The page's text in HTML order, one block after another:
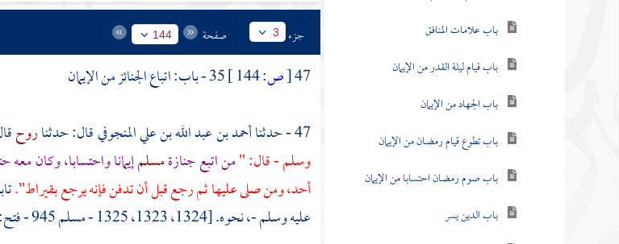
باب علامات المنافق
باب قيام ليلة القدر من الإيمان
باب الجهاد من الإيمان
باب تطوع قيام رمضان من الإيمان
باب صوم رمضان احتسابا من الإيمان
باب الدين يسر
جزء 3 صفحة 144
47
[ص:
35 - باب: اتباع الجنائز من الإيمان
47 - حدثنا
أحمد بن عبد الله بن علي المنجوفيقال: حدثناروح
وسلم - قال: "من اتبع جنازةمسلمإيمانا واحتسابا، وكان
أحد،ومن صلى عليها ثم رجع قبل أن تدفن فإنه يرجع بقيراط".
عليه وسلم -، نحوه. [1324، 1323، 1325 - مسلم 945 - فتح: 1 \ 108]